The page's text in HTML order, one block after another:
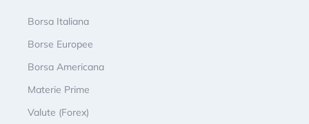
Borsa Italiana
Borse Europee
Borsa Americana
Materie Prime
Valute (Forex)